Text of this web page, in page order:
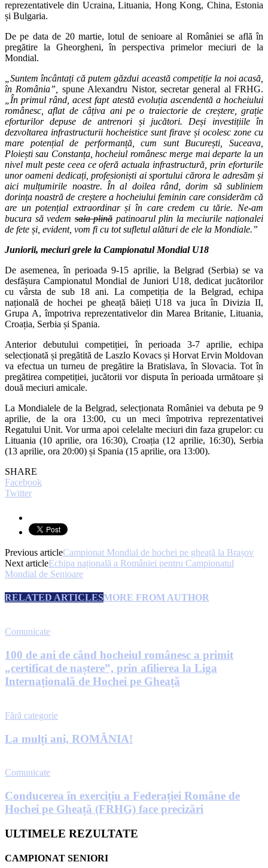
reprezentativele din Ucraina, Lituania, Hong Kong, China, Estonia
și Bulgaria.
De pe data de 20 martie, lotul de senioare al României se află în
pregătire la Gheorgheni, în perspectiva primelor meciuri de la
Mondial.
„Suntem încântați că putem găzdui această competiție la noi acasă,
în România”,
spune Alexandru Nistor, secretar general al FRHG.
„În primul rând, acest fapt atestă evoluția ascendentă a hocheiului
românesc, aflat de câțiva ani pe o traiectorie de creștere, grație
eforturilor depuse de antrenori și jucători. Deși investițiile în
dezvoltarea infrastructurii hocheistice sunt firave și ocolesc zone cu
mare potențial de performanță, cum sunt București, Suceava,
Ploiești sau Constanța, hocheiul românesc merge mai departe la un
nivel mult peste ceea ce oferă actuala infrastructură, prin eforturile
unor oameni dedicați, profesioniști ai sportului cărora le adresăm și
aici mulțumirile noastre. În al doilea rând, dorim să subliniem
dorința noastră de creștere a hocheiului feminin care considerăm că
are un potențial extraordinar și în care credem cu tărie. Ne-am
bucura să vedemsala plinăpatinoarul plin la meciurile naționalei
de fete și, evident, vom fi cu tot sufletul alături de ele la Mondiale.”
Juniorii, meciuri grele la Campionatul Mondial U18
De asemenea, în perioada 9-15 aprilie, la Belgrad (Serbia) se va
desfășura Campionatul Mondial de Juniori U18, dedicat jucătorilor
cu vârsta de sub 18 ani. La competiția de la Belgrad, echipa
națională de hochei pe gheață băieți U18 va juca în Divizia II,
Grupa A, împotriva reprezentativelor din Marea Britanie, Lituania,
Croația, Serbia și Spania.
Anterior debutului competiției, în perioada 3-7 aprilie, echipa
selecționată și pregătită de Laszlo Kovacs și Horvat Ervin Moldovan
va efectua un turneu de pregătire la Bratislava, în Slovacia. Tot în
pregătirea competiției, jucătorii vor disputa în perioada următoare și
două meciuri amicale.
La Mondialele de la Belgrad, selecționata României va debuta pe 9
aprilie, de la ora 13:00, cu un meci împotriva reprezentativei
Regatului Unit. Vor urma apoi celelalte meciuri din faza grupelor: cu
Lituania (10 aprilie, ora 16:30), Croația (12 aprilie, 16:30), Serbia
(13 aprilie, ora 20:00) și Spania (15 aprilie, ora 13:00).
SHARE
Facebook
Twitter
Previous articleCampionat Mondial de hochei pe gheață la Brașov
Next articleEchipa națională a României pentru Campionatul
Mondial de Senioare
RELATED ARTICLESMORE FROM AUTHOR
Comunicate
100 de ani de când hocheiul românesc a primit
„certificat de naștere”, prin afilierea la Liga
Internațională de Hochei pe Gheață
Fără categorie
La mulți ani, ROMÂNIA!
Comunicate
Conducerea în exercițiu a Federației Române de
Hochei pe Gheață (FRHG) face precizări
ULTIMELE REZULTATE
CAMPIONAT SENIORI